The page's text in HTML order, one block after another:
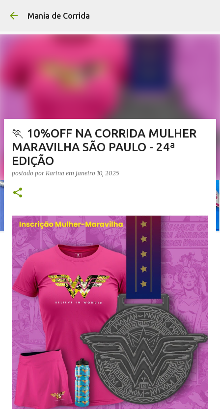
Mania de Corrida
🏃 10%OFF NA CORRIDA MULHER
MARAVILHA SÃO PAULO - 24ª
EDIÇÃO
postado por Karina em janeiro 10, 2025